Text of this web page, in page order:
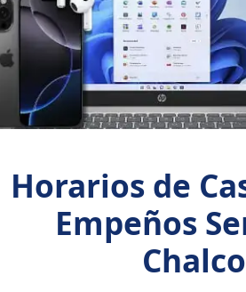
Horarios de
Empeños
Chalco